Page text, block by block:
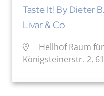
Taste It! By Dieter
Livar & Co
Hellhof Raum
Königsteinerstr. 2,